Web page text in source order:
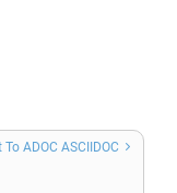
ADOC ASCIIDOC